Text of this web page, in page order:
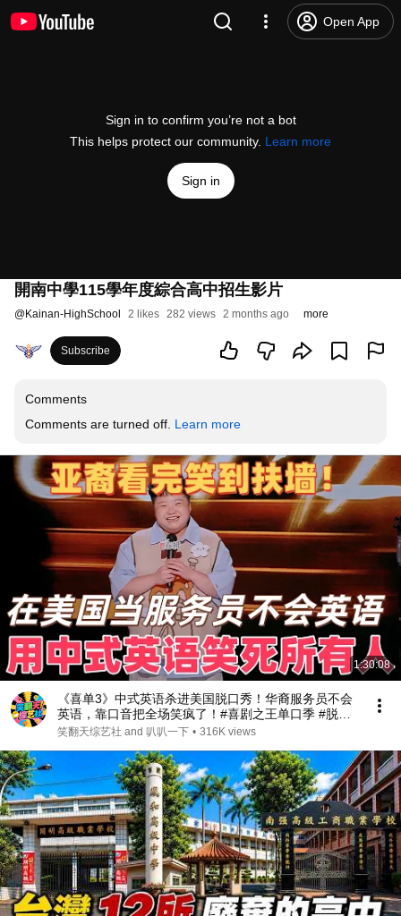
Open App
Sign in to confirm you’re not a bot
This helps protect our community. Learn more
Sign in
開南中學115學年度綜合高中招生影片
@Kainan-HighSchool 2 likes 282 views 2 months ago more
Subscribe
Comments
Comments are turned off. Learn more
1:30:08
《喜单3》中式英语杀进美国脱口秀！华裔服务员不会
英语，靠口音把全场笑疯了！#喜剧之王单口季 #脱口
秀 #搞笑 #喜剧 #funny #综艺
笑翻天综艺社 and 叭叭一下 • 316K views